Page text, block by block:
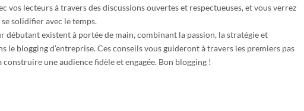
vos lecteurs à travers des discussions ouvertes et respectueuses, et vous verrez
solidifier avec le temps.
débutant existent à portée de main, combinant la passion, la stratégie et
le blogging d’entreprise. Ces conseils vous guideront à travers les premiers pas
une audience fidèle et engagée. Bon blogging !